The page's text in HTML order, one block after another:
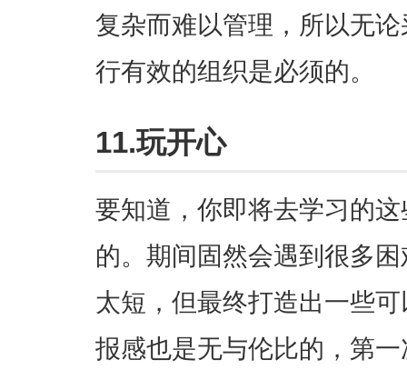
复杂而难以管理，所以无
行有效的组织是必须的。
11.玩开心
要知道，你即将去学习的
的。期间固然会遇到很多
太短，但最终打造出一些
报感也是无与伦比的，第